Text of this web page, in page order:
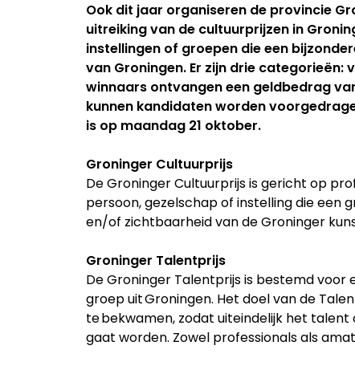
Ook dit jaar organiseren de provincie
uitreiking van de cultuurprijzen in
instellingen of groepen die een
van Groningen. Er zijn drie
winnaars ontvangen een geldbedrag
kunnen kandidaten worden
is op maandag 21 oktober.
Groninger Cultuurprijs
De Groninger Cultuurprijs is gericht op
persoon, gezelschap of instelling die een
en/of zichtbaarheid van de Groninger
Groninger Talentprijs
De Groninger Talentprijs is bestemd
groep uit Groningen. Het doel van de
te bekwamen, zodat uiteindelijk het
gaat worden. Zowel professionals als